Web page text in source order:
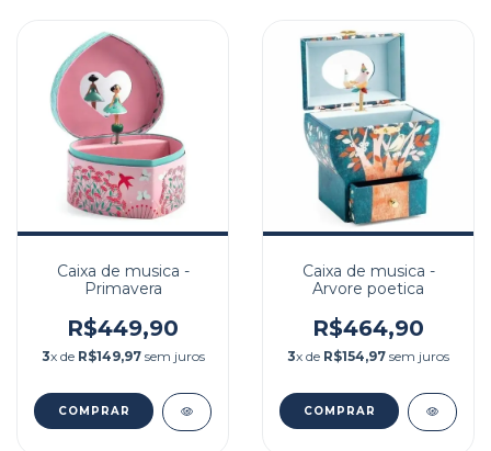
Caixa de musica -
Primavera
R$449,90
3x de R$149,97sem juros
Caixa de musica -
Arvore poetica
R$464,90
3x de R$154,97 sem juros